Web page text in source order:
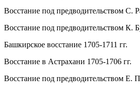
Восстание под предводительством С.
Восстание под предводительством К.
Башкирское восстание 1705-1711 гг.
Восстание в Астрахани 1705-1706 гг.
Восстание под предводительством Е.